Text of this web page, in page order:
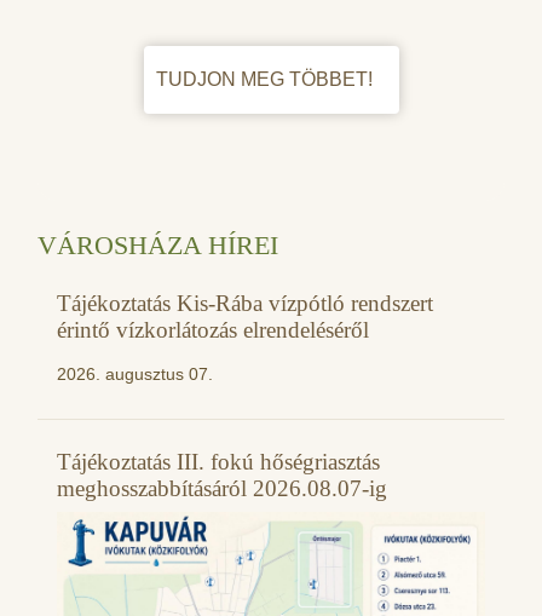
TUDJON MEG TÖBBET!
VÁROSHÁZA HÍREI
Tájékoztatás Kis-Rába vízpótló rendszert
érintő vízkorlátozás elrendeléséről
2026. augusztus 07.
Tájékoztatás III. fokú hőségriasztás
meghosszabbításáról 2026.08.07-ig